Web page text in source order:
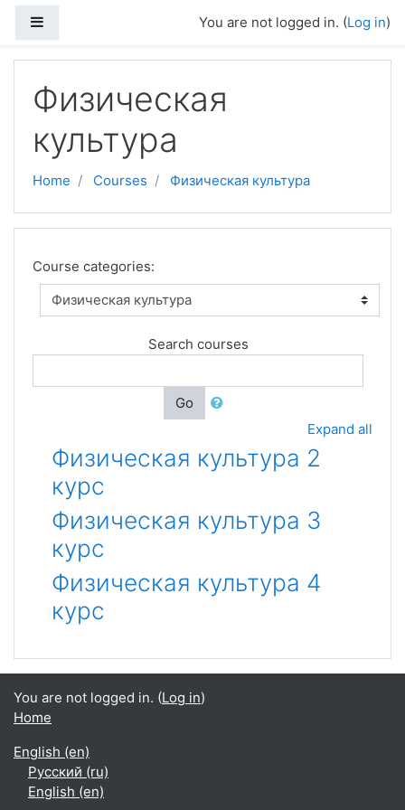
You are not logged in. (Log in)
Физическая
культура
Home Courses Физическая культура
Course categories:
Search courses
Go
Expand all
Физическая культура 2
курс
Физическая культура 3
курс
Физическая культура 4
курс
You are not logged in. (Log in)
Home
English ‎(en)‎
Русский ‎(ru)‎
English ‎(en)‎